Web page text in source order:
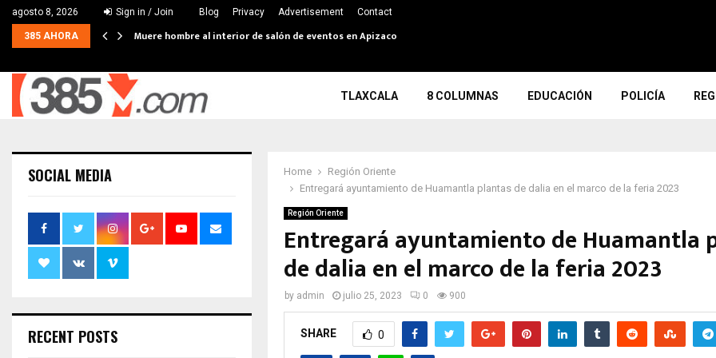
agosto 8, 2026 Sign in / Join Blog Privacy Advertisement Contact
385 AHORA Muere hombre al interior de salón de eventos en Apizaco
TLAXCALA 8 COLUMNAS EDUCACIÓN POLICÍA
Home
Región Oriente
Entregará ayuntamiento de Huamantla plantas de dalia en el marco de la feria 2023
Región Oriente
Entregará ayuntamiento de Huamantla
de dalia en el marco de la feria 2023
by admin julio 25, 2023 0 900
SHARE 0
SOCIAL MEDIA
RECENT POSTS